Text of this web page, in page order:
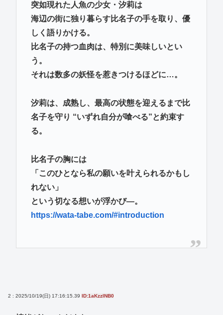
突如現れた人魚の少女・汐莉は
海辺の街に独り暮らす比名子の手を取り、優
しく語りかける。
比名子の持つ血肉は、特別に美味しいとい
う。
それは数多の妖怪を惹きつけるほどに…。
汐莉は、成熟し、最高の状態を迎えるまで比
名子を守り “いずれ自分が喰べる”と約束す
る。
比名子の胸には
「このひとなら私の願いを叶えられるかもし
れない」
という切なる想いが浮かび―。
https://wata-tabe.com/#introduction
2 : 2025/10/19(日) 17:16:15.39 ID:1aKzzlNB0